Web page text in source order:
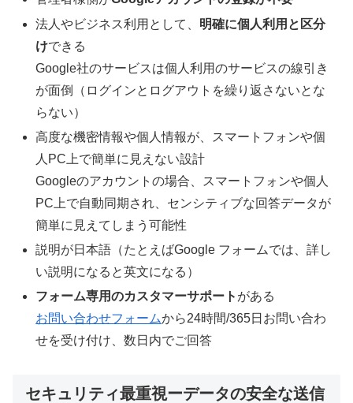
法人やビジネス利用として、 明確に個人利用と区分
けできる
Google社のサービスは個人利用のサービスの線引き
が面倒（ログインとログアウトを繰り返さないとな
らない）
高度な機密情報や個人情報が、スマートフォンや個
人PC上で簡単に見えない設計
Googleのアカウントの場合、スマートフォンや個人
PC上で自動同期され、センシティブな回答データが
簡単に見えてしまう可能性
説明が日本語（たとえばGoogle フォームでは、詳し
い説明になると英文になる）
フォーム専用のカスタマーサポート がある
お問い合わせフォームから24時間/365日お問い合わ
せを受け付け、数日内でご回答
セキュリティ最重視ーデータの安全な送信